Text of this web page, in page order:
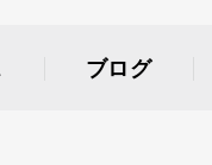
ブログ